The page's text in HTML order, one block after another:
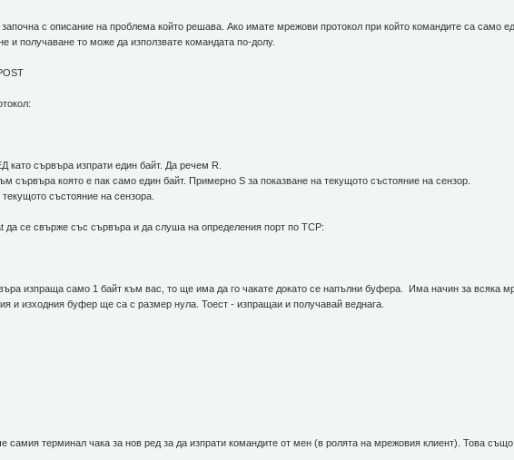
с описание на проблема който решава. Ако имате мрежови протокол при който командите са само
и получаване то може да използвате командата по-долу.
сървъра изпрати един байт. Да речем R.
сървъра която е пак само един байт. Примерно S за показване на текущото състояние на сензор.
състояние на сензора.
да се свърже със сървъра и да слуша на определения порт по TCP:
изпраща само 1 байт към вас, то ще има да го чакате докато се напълни буфера. Има начин за всяка
и изходния буфер ще са с размер нула. Тоест - изпращаи и получавай веднага.
самия терминал чака за нов ред за да изпрати командите от мен (в ролята на мрежовия клиент). Това